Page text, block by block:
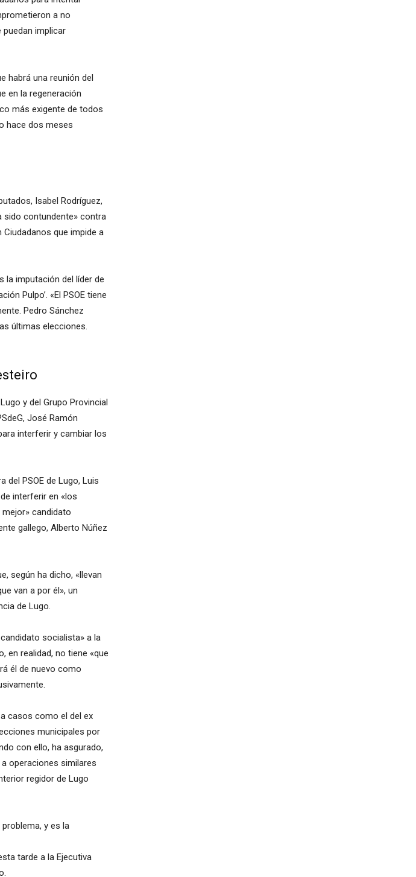
a no
implicar
habrá una reunión del
en la regeneración
más exigente de todos
hace dos meses
Isabel Rodríguez,
sido contundente» contra
que impide a
la imputación del líder de
Pulpo’. «El PSOE tiene
Pedro Sánchez
últimas elecciones.
y del Grupo Provincial
José Ramón
interferir y cambiar los
del PSOE de Lugo, Luis
interferir en «los
candidato
gallego, Alberto Núñez
según ha dicho, «llevan
van a por él», un
de Lugo.
socialista» a la
en realidad, no tiene «que
él de nuevo como
casos como el del ex
municipales por
con ello, ha asgurado,
operaciones similares
regidor de Lugo
y es la
tarde a la Ejecutiva